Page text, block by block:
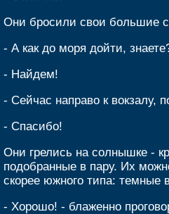
Они бросили свои большие
- А как до моря дойти,
- Найдем!
- Сейчас направо к вокзалу,
- Спасибо!
Они грелись на солнышке -
подобранные в пару. Их
скорее южного типа: темные
- Хорошо! - блаженно